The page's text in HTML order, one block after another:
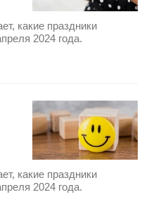
какие праздники
2024 года.
какие праздники
2024 года.